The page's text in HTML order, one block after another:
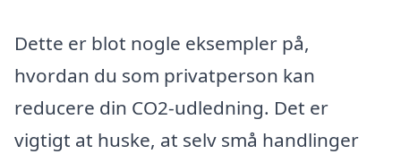
Dette er blot nogle eksempler på,
hvordan du som privatperson kan
reducere din CO2-udledning. Det er
vigtigt at huske, at selv små handlinger